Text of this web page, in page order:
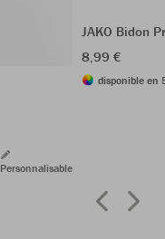
Personnalisable
JAKO Bidon
8,99 €
disponible en